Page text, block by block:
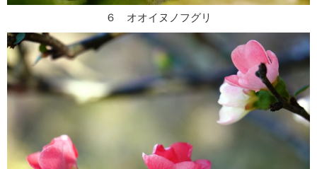
６ オオイヌノフグリ